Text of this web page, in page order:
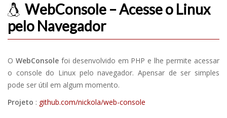
WebConsole – Acesse o Linux
pelo Navegador
O WebConsolefoi desenvolvido em PHP e lhe permite acessar
o console do Linux pelo navegador. Apensar de ser simples
pode ser útil em algum momento.
Projeto : github.com/nickola/web-console